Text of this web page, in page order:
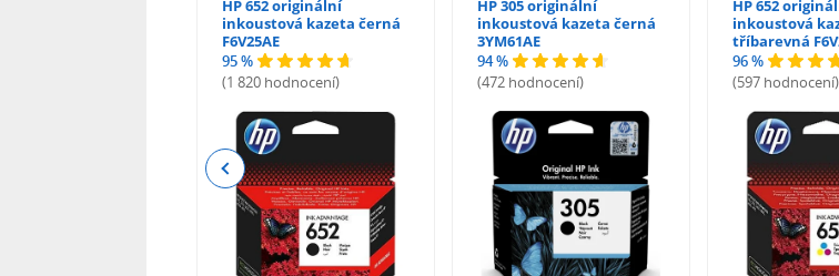
HP 652 originální
inkoustová kazeta černá
F6V25AE
95 %
(1 820 hodnocení)
HP 305 originální
inkoustová kazeta černá
3YM61AE
94 %
(472 hodnocení)
HP 652
inkoustová
tříbarevná
96 %
(597 hodnocení)
Previous